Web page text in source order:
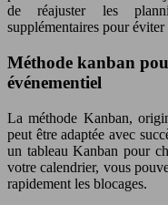
de réajuster les
supplémentaires pour
Méthode kanban
événementiel
La méthode Kanban,
peut être adaptée avec
un tableau Kanban pour
votre calendrier, vous
rapidement les blocages.